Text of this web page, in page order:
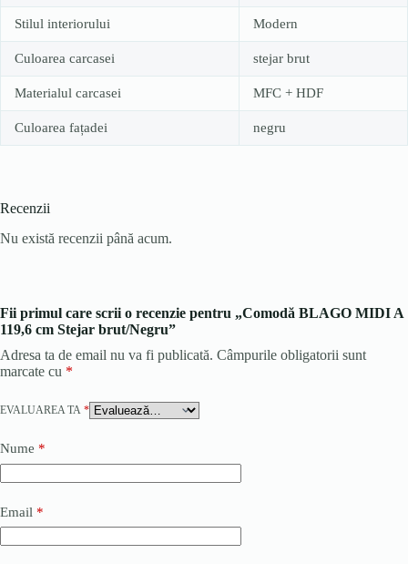
Stilul interiorului Modern
Culoarea carcasei stejar brut
Materialul carcasei MFC + HDF
Culoarea fațadei negru
Recenzii
Nu există recenzii până acum.
Fii primul care scrii o recenzie pentru „Comodă BLAGO MIDI A
119,6 cm Stejar brut/Negru”
Adresa ta de email nu va fi publicată. Câmpurile obligatorii sunt
marcate cu *
EVALUAREA TA *
Nume *
Email *